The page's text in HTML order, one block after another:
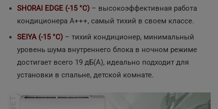
SHORAI EDGE (-15 °C) – высокоэффективная работа
кондиционера А+++, самый тихий в своем классе.
SEIYA (-15 °C) – тихий кондиционер, минимальный
уровень шума внутреннего блока в ночном режиме
достигает всего 19 дБ(А), идеально подходит для
установки в спальне, детской комнате.